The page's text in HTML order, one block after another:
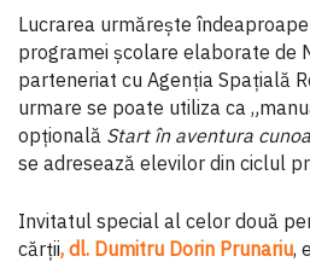
Lucrarea urmărește
programei școlare elaborate de
parteneriat cu Agenția Spațială
urmare se poate utiliza ca
opțională Start în aventura
se adresează elevilor din ciclul
Invitatul special al celor două
cărții, dl. Dumitru Dorin Prunariu,